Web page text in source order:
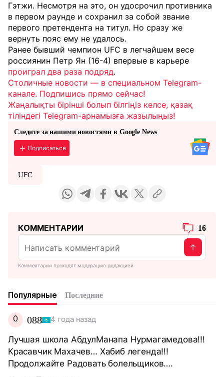
Гэтжи. Несмотря на это, он удосрочил противника
в первом раунде и сохранил за собой звание
первого претендента на титул. Но сразу же
вернуть пояс ему не удалось.
Ранее бывший чемпион UFC в легчайшем весе
россиянин Петр Ян (16-4) впервые в карьере
проиграл два раза подряд.
Столичные новости — в специальном Telegram-
канале. Подпишись прямо сейчас!
Жаңалықты бірінші болып білгіңіз келсе, қазақ
тіліндегі Telegram-арнамызға жазылыңыз!
Следите за нашими новостями в Google News
Подписаться
UFC
КОММЕНТАРИИ 16
Комментарии проходят модерацию редакцией
Популярные Последние
0 088 4 года назад
Лучшая школа АбдулМанапа Нурмагамедова!!!
Красавчик Махачев… Хабиб легенда!!!
Продолжайте Радовать болельщиков….